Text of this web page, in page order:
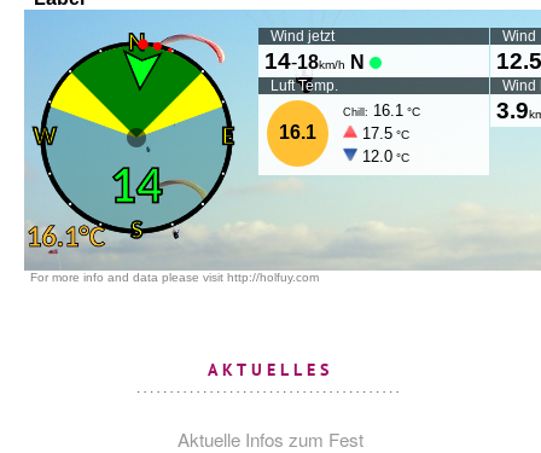
AKTUELLES
Aktuelle Infos zum Fest